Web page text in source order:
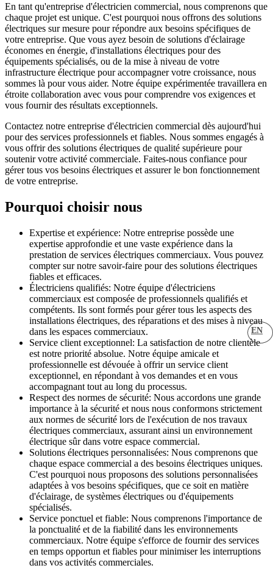
EN
En tant qu'entreprise d'électricien commercial, nous comprenons que
chaque projet est unique. C'est pourquoi nous offrons des solutions
électriques sur mesure pour répondre aux besoins spécifiques de
votre entreprise. Que vous ayez besoin de solutions d'éclairage
économes en énergie, d'installations électriques pour des
équipements spécialisés, ou de la mise à niveau de votre
infrastructure électrique pour accompagner votre croissance, nous
sommes là pour vous aider. Notre équipe expérimentée travaillera en
étroite collaboration avec vous pour comprendre vos exigences et
vous fournir des résultats exceptionnels.
Contactez notre entreprise d'électricien commercial dès aujourd'hui
pour des services professionnels et fiables. Nous sommes engagés à
vous offrir des solutions électriques de qualité supérieure pour
soutenir votre activité commerciale. Faites-nous confiance pour
gérer tous vos besoins électriques et assurer le bon fonctionnement
de votre entreprise.
Pourquoi choisir nous
Expertise et expérience: Notre entreprise possède une
expertise approfondie et une vaste expérience dans la
prestation de services électriques commerciaux. Vous pouvez
compter sur notre savoir-faire pour des solutions électriques
fiables et efficaces.
Électriciens qualifiés: Notre équipe d'électriciens
commerciaux est composée de professionnels qualifiés et
compétents. Ils sont formés pour gérer tous les aspects des
installations électriques, des réparations et des mises à niveau
dans les espaces commerciaux.
Service client exceptionnel: La satisfaction de notre clientèle
est notre priorité absolue. Notre équipe amicale et
professionnelle est dévouée à offrir un service client
exceptionnel, en répondant à vos demandes et en vous
accompagnant tout au long du processus.
Respect des normes de sécurité: Nous accordons une grande
importance à la sécurité et nous nous conformons strictement
aux normes de sécurité lors de l'exécution de nos travaux
électriques commerciaux, assurant ainsi un environnement
électrique sûr dans votre espace commercial.
Solutions électriques personnalisées: Nous comprenons que
chaque espace commercial a des besoins électriques uniques.
C'est pourquoi nous proposons des solutions personnalisées
adaptées à vos besoins spécifiques, que ce soit en matière
d'éclairage, de systèmes électriques ou d'équipements
spécialisés.
Service ponctuel et fiable: Nous comprenons l'importance de
la ponctualité et de la fiabilité dans les environnements
commerciaux. Notre équipe s'efforce de fournir des services
en temps opportun et fiables pour minimiser les interruptions
dans vos activités commerciales.